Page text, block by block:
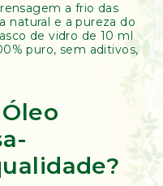
a frio das
natural e a pureza do
de vidro de 10 ml
puro, sem aditivos,